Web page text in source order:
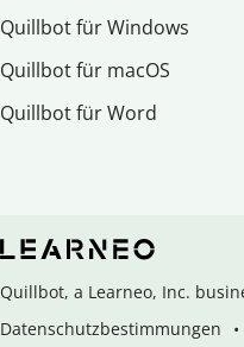
Quillbot für Windows
Quillbot für macOS
Quillbot für Word
Quillbot, a Learneo, Inc.
Datenschutzbestimmungen